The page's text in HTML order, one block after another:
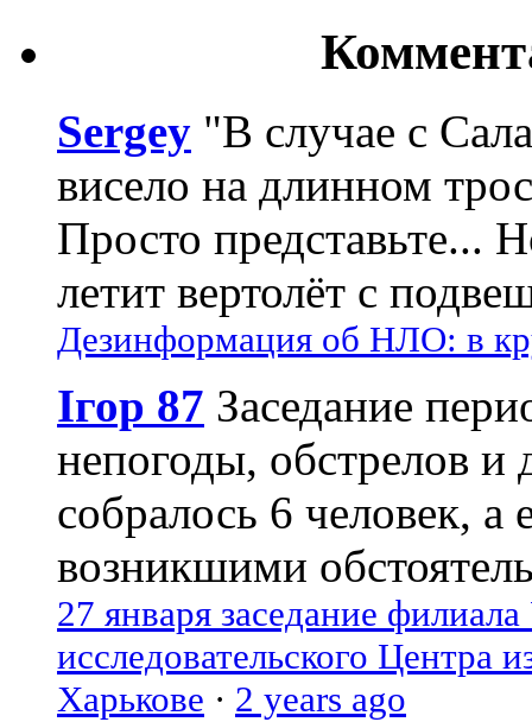
Sergey "В случае с
висело на длинном
Просто представьте...
летит вертолёт с
Дезинформация об НЛО: в
Ігор 87 Заседание
непогоды, обстрелов и
собралось 6 человек, а
возникшими
27 января заседание
исследовательского Центра
Харькове · 2 years ago